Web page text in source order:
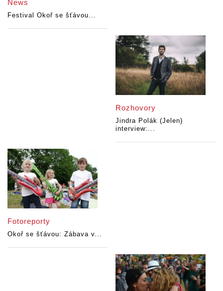
News
Festival Okoř se šťávou...
Rozhovory
Jindra Polák (Jelen)
interview:...
Fotoreporty
Okoř se šťávou: Zábava v...